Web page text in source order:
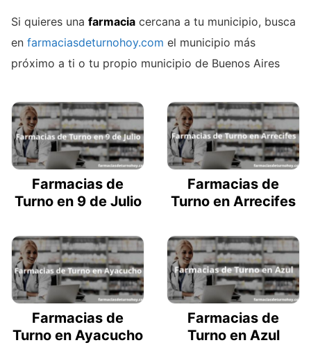
Si quieres una farmacia cercana a tu municipio, busca
en farmaciasdeturnohoy.com el municipio más
próximo a ti o tu propio municipio de Buenos Aires
Farmacias de
Turno en 9 de Julio
Farmacias de
Turno en Arrecifes
Farmacias de
Turno en Ayacucho
Farmacias de
Turno en Azul